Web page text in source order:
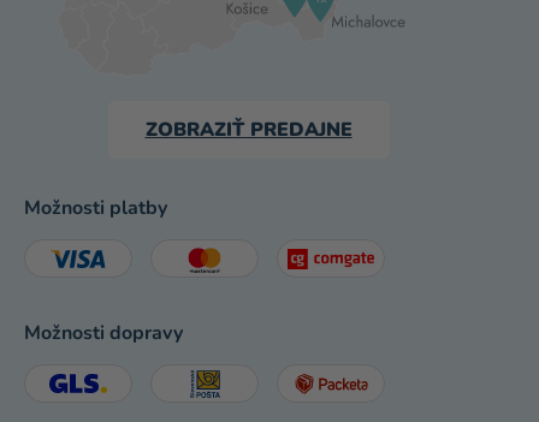
ZOBRAZIŤ PREDAJNE
Možnosti platby
Možnosti dopravy